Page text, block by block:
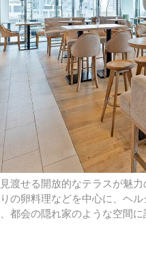
渡せる開放的なテラスが魅
の卵料理などを中心に、ヘ
都会の隠れ家のような空間